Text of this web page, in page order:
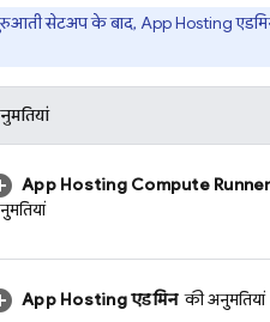
सेटअप के बाद, App Hosting
App HostingCompute Runner
App Hostingएडमिनकी अनुमतियां